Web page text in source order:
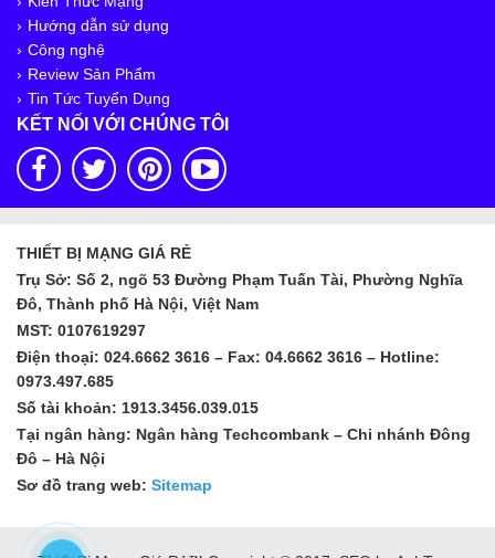
Hướng dẫn sử dụng
Công nghệ
Review Sản Phẩm
Tin Tức Tuyển Dụng
KẾT NỐI VỚI CHÚNG TÔI
THIẾT BỊ MẠNG GIÁ RẺ
Trụ Sở: Số 2, ngõ 53 Đường Phạm Tuấn Tài, Phường Nghĩa
Đô, Thành phố Hà Nội, Việt Nam
MST: 0107619297
Điện thoại: 024.6662 3616 – Fax: 04.6662 3616 – Hotline:
0973.497.685
Số tài khoản: 1913.3456.039.015
Tại ngân hàng: Ngân hàng Techcombank – Chi nhánh Đông
Đô – Hà Nội
Sơ đồ trang web: Sitemap